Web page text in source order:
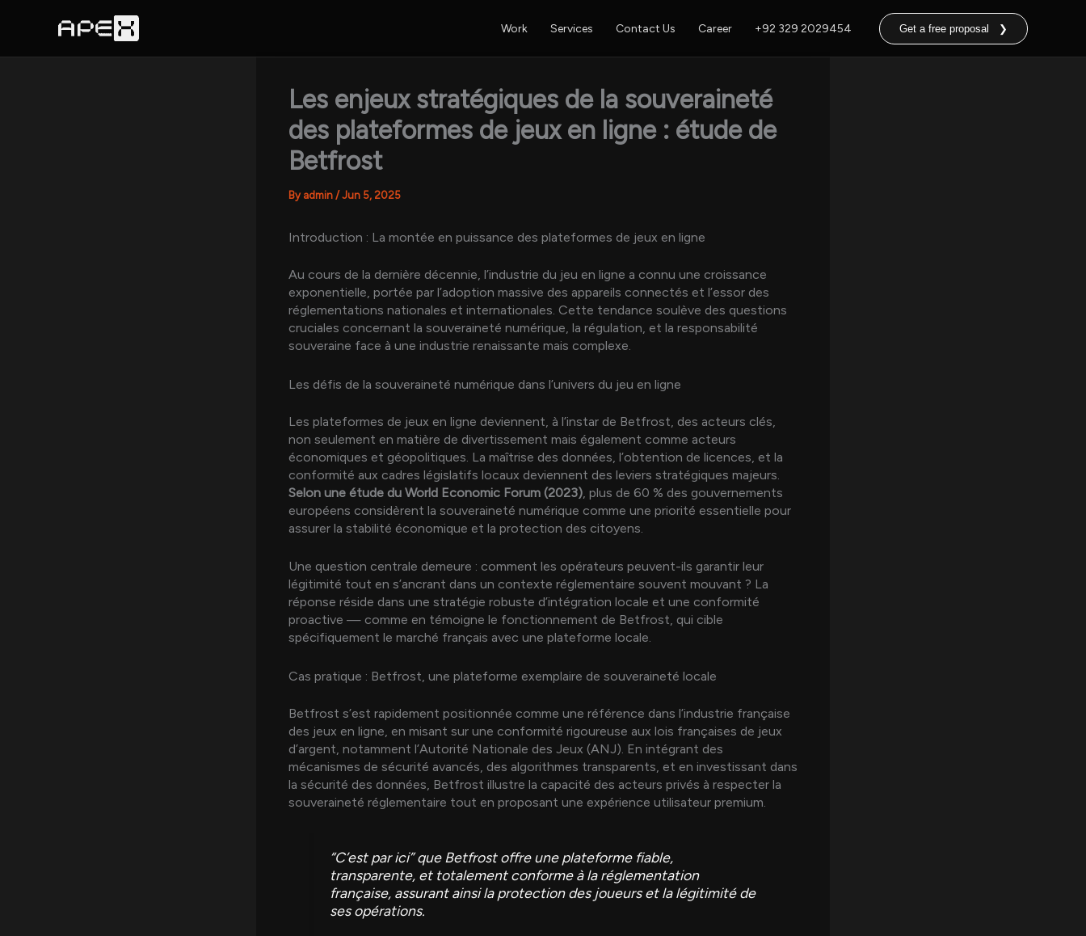
Work Services Contact Us Career +92 329 2029454 Get a free proposal ❯
Les enjeux stratégiques de la souveraineté
des plateformes de jeux en ligne : étude de
Betfrost
By admin / Jun 5, 2025
Introduction : La montée en puissance des plateformes de jeux en ligne
Au cours de la dernière décennie, l’industrie du jeu en ligne a connu une croissance
exponentielle, portée par l’adoption massive des appareils connectés et l’essor des
réglementations nationales et internationales. Cette tendance soulève des questions
cruciales concernant la souveraineté numérique, la régulation, et la responsabilité
souveraine face à une industrie renaissante mais complexe.
Les défis de la souveraineté numérique dans l’univers du jeu en ligne
Les plateformes de jeux en ligne deviennent, à l’instar de Betfrost, des acteurs clés,
non seulement en matière de divertissement mais également comme acteurs
économiques et géopolitiques. La maîtrise des données, l’obtention de licences, et la
conformité aux cadres législatifs locaux deviennent des leviers stratégiques majeurs.
Selon une étude du World Economic Forum (2023) , plus de 60 % des gouvernements
européens considèrent la souveraineté numérique comme une priorité essentielle pour
assurer la stabilité économique et la protection des citoyens.
Une question centrale demeure : comment les opérateurs peuvent-ils garantir leur
légitimité tout en s’ancrant dans un contexte réglementaire souvent mouvant ? La
réponse réside dans une stratégie robuste d’intégration locale et une conformité
proactive — comme en témoigne le fonctionnement de Betfrost, qui cible
spécifiquement le marché français avec une plateforme locale.
Cas pratique : Betfrost, une plateforme exemplaire de souveraineté locale
Betfrost s’est rapidement positionnée comme une référence dans l’industrie française
des jeux en ligne, en misant sur une conformité rigoureuse aux lois françaises de jeux
d’argent, notamment l’Autorité Nationale des Jeux (ANJ). En intégrant des
mécanismes de sécurité avancés, des algorithmes transparents, et en investissant dans
la sécurité des données, Betfrost illustre la capacité des acteurs privés à respecter la
souveraineté réglementaire tout en proposant une expérience utilisateur premium.
“C’est par ici” que Betfrost offre une plateforme fiable,
transparente, et totalement conforme à la réglementation
française, assurant ainsi la protection des joueurs et la légitimité de
ses opérations.